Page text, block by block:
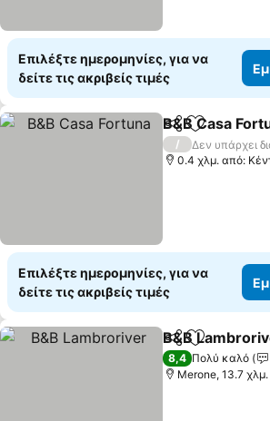
Επιλέξτε ημερομηνίες, για να
δείτε τις ακριβείς τιμές
Κοινοποίηση
Προσθήκη
B&B Casa
/
Δεν υπάρχει
0.4 χλμ. από:
Επιλέξτε ημερομηνίες, για να
δείτε τις ακριβείς τιμές
Κοινοποίηση
Προσθήκη
B&B
8,4 Πολύ καλό
Merone, 13.7